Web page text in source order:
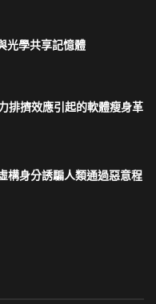
光學共享記憶體
排擠效應引起的軟體瘦身革
身分誘騙人類通過惡意程